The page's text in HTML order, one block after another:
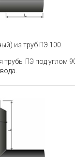
из труб ПЭ 100
трубы ПЭ под углом